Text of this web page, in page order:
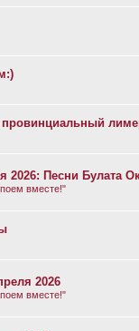
2026: Песни Булата
вместе!"
2026
вместе!"